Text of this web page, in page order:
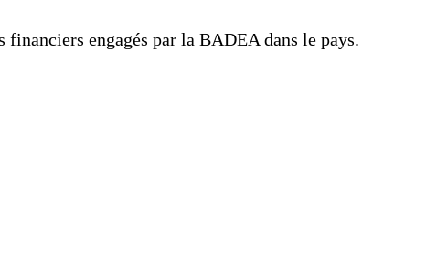
engagés par la BADEA dans le pays.